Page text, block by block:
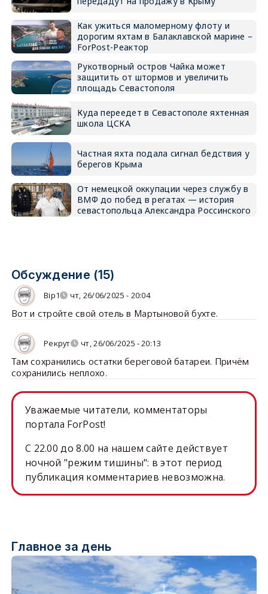
Как ужиться маломерному флоту и
дорогим яхтам в Балаклавской марине –
ForPost-Реактор
Рукотворный остров Чайка может
защитить от штормов и увеличить
площадь Севастополя
Куда переедет в Севастополе яхтенная
школа ЦСКА
Частная яхта подала сигнал бедствия у
берегов Крыма
От немецкой оккупации через службу в
ВМФ до побед в регатах — история
севастопольца Александра Россинского
Обсуждение (15)
Bip1 чт, 26/06/2025 - 20:04
Вот и стройте свой отель в Мартыновой бухте.
Рекрут чт, 26/06/2025 - 20:13
Там сохранились остатки береговой батареи. Причём
сохранились неплохо.
Уважаемые читатели, комментаторы
портала ForPost!
C 22.00 до 8.00 на нашем сайте действует
ночной "режим тишины": в этот период
публикация комментариев невозможна.
Главное за день